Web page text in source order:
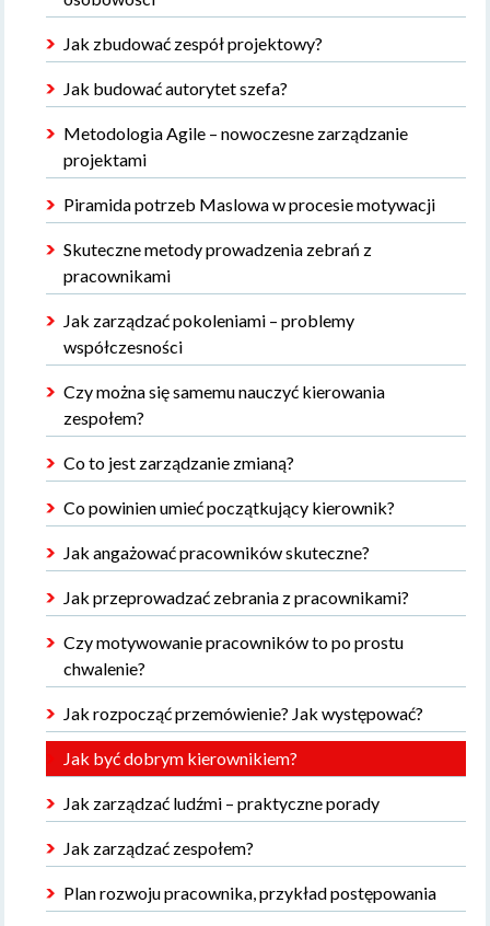
Jak zbudować zespół projektowy?
Jak budować autorytet szefa?
Metodologia Agile – nowoczesne zarządzanie
projektami
Piramida potrzeb Maslowa w procesie motywacji
Skuteczne metody prowadzenia zebrań z
pracownikami
Jak zarządzać pokoleniami – problemy
współczesności
Czy można się samemu nauczyć kierowania
zespołem?
Co to jest zarządzanie zmianą?
Co powinien umieć początkujący kierownik?
Jak angażować pracowników skuteczne?
Jak przeprowadzać zebrania z pracownikami?
Czy motywowanie pracowników to po prostu
chwalenie?
Jak rozpocząć przemówienie? Jak występować?
Jak być dobrym kierownikiem?
Jak zarządzać ludźmi – praktyczne porady
Jak zarządzać zespołem?
Plan rozwoju pracownika, przykład postępowania